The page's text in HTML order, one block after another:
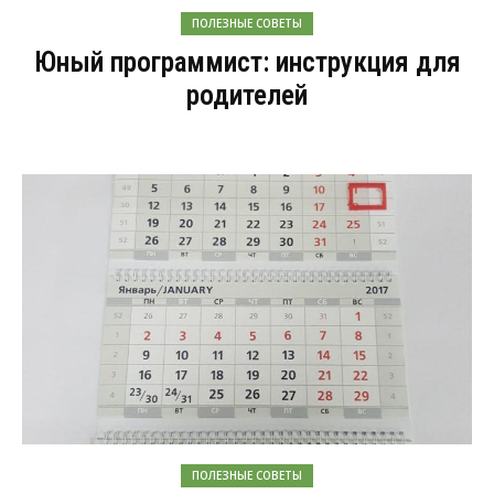
ПОЛЕЗНЫЕ СОВЕТЫ
Юный программист: инструкция для
родителей
ПОЛЕЗНЫЕ СОВЕТЫ